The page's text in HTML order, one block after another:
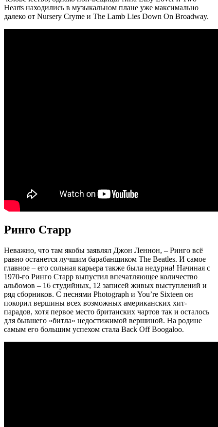
Hearts находились в музыкальном плане уже максимально
далеко от Nursery Cryme и The Lamb Lies Down On Broadway.
Ринго Старр
Неважно, что там якобы заявлял Джон Леннон, ‒ Ринго всё
равно останется лучшим барабанщиком The Beatles. И самое
главное – его сольная карьера также была недурна! Начиная с
1970-го Ринго Старр выпустил впечатляющее количество
альбомов – 16 студийных, 12 записей живых выступлений и
ряд сборников. С песнями Photograph и You’re Sixteen он
покорил вершины всех возможных американских хит-
парадов, хотя первое место британских чартов так и осталось
для бывшего «битла» недостижимой вершиной. На родине
самым его большим успехом стала Back Off Boogaloo.